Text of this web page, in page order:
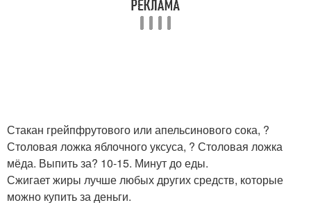
Стакан грейпфрутового или апельсинового сока, ?
Столовая ложка яблочного уксуса, ? Столовая ложка
мёда. Выпить за? 10-15. Минут до еды.
Сжигает жиры лучше любых других средств, которые
можно купить за деньги.